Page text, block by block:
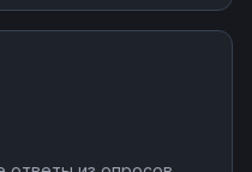
процент отказов в